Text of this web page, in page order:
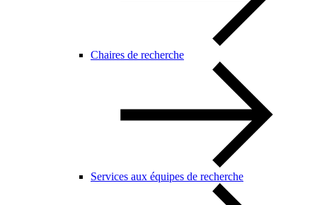
Chaires de recherche
Services aux équipes de recherche